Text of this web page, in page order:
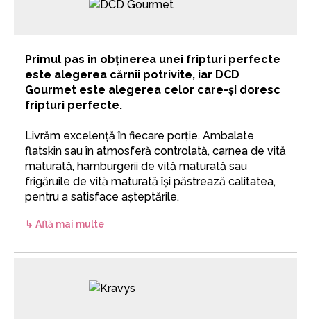
Primul pas în obținerea unei fripturi perfecte
este alegerea cărnii potrivite, iar DCD
Gourmet este alegerea celor care-și doresc
fripturi perfecte.
Livrăm excelență în fiecare porție. Ambalate
flatskin sau în atmosferă controlată, carnea de vită
maturată, hamburgerii de vită maturată sau
frigăruile de vită maturată își păstrează calitatea,
pentru a satisface așteptările.
↳ Află mai multe